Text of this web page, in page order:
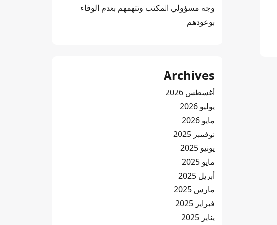
وجه مسؤولي المكتب وتتهمهم بعدم الوفاء
بوعودهم
Archives
أغسطس 2026
يوليو 2026
مايو 2026
نوفمبر 2025
يونيو 2025
مايو 2025
أبريل 2025
مارس 2025
فبراير 2025
يناير 2025